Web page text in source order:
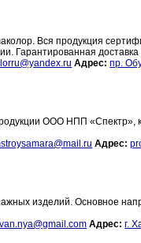
Вся продукция
Гарантированная
Адрес: пр.
ООО НПП «Спектр»,
Адрес:
изделий. Основное
Адрес: г.